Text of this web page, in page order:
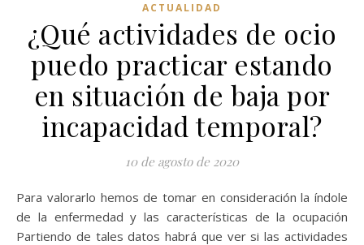
ACTUALIDAD
¿Qué actividades de ocio
puedo practicar estando
en situación de baja por
incapacidad temporal?
10 de agosto de 2020
Para valorarlo hemos de tomar en consideración la índole
de la enfermedad y las características de la ocupación
Partiendo de tales datos habrá que ver si las actividades